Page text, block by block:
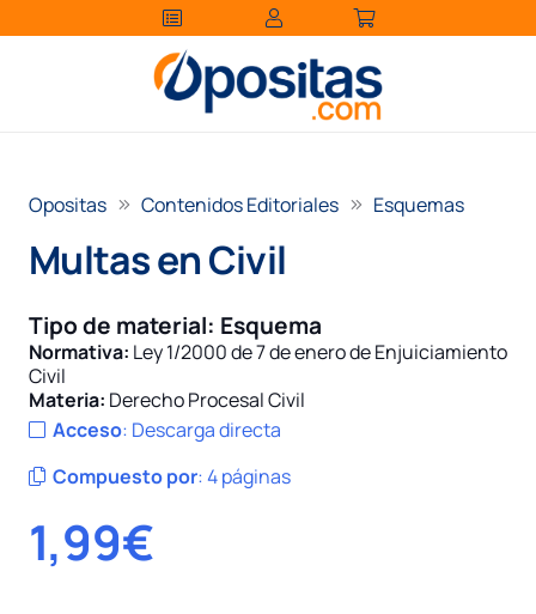
Opositas Contenidos Editoriales Esquemas
Multas en Civil
Tipo de material: Esquema
Normativa: Ley 1/2000 de 7 de enero de Enjuiciamiento
Civil
Materia: Derecho Procesal Civil
Acceso: Descarga directa
Compuesto por:4 páginas
1,99€